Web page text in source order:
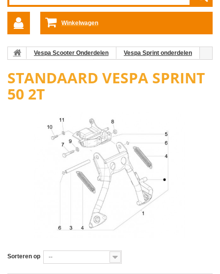
Winkelwagen
Vespa Scooter Onderdelen
Vespa Sprint onderdelen
STANDAARD VESPA SPRINT
50 2T
Sorteren op --